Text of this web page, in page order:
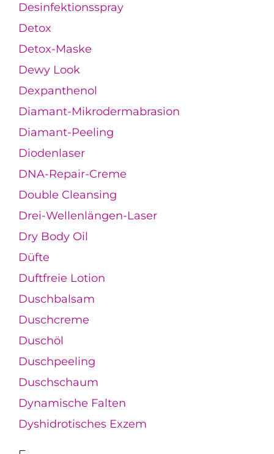
Desinfektionsspray
Detox
Detox-Maske
Dewy Look
Dexpanthenol
Diamant-Mikrodermabrasion
Diamant-Peeling
Diodenlaser
DNA-Repair-Creme
Double Cleansing
Drei-Wellenlängen-Laser
Dry Body Oil
Düfte
Duftfreie Lotion
Duschbalsam
Duschcreme
Duschöl
Duschpeeling
Duschschaum
Dynamische Falten
Dyshidrotisches Exzem